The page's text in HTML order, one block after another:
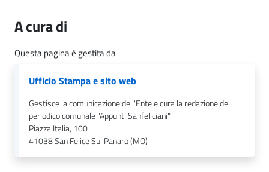
su
A cura di
Questa pagina è gestita da
Ufficio Stampa e sito web
Gestisce la comunicazione dell'Ente e cura la redazione del
periodico comunale "Appunti Sanfeliciani"
Piazza Italia, 100
41038San Felice Sul Panaro (MO)